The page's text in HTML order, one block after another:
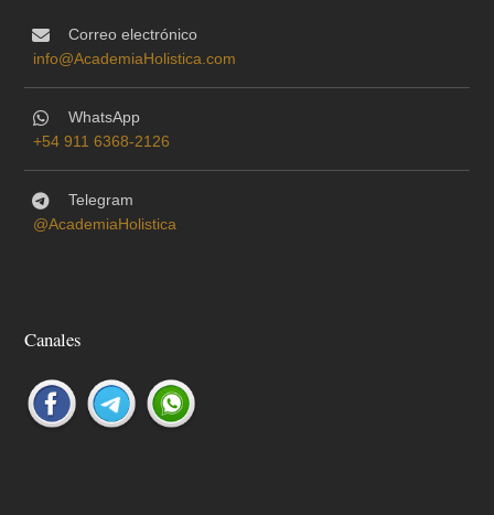
Correo electrónico
info@AcademiaHolistica.com
WhatsApp
+54 911 6368-2126
Telegram
@AcademiaHolistica
Canales